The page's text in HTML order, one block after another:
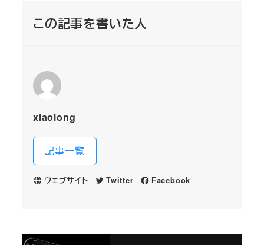
この記事を書いた人
xiaolong
記事一覧
ウェブサイト Twitter Facebook